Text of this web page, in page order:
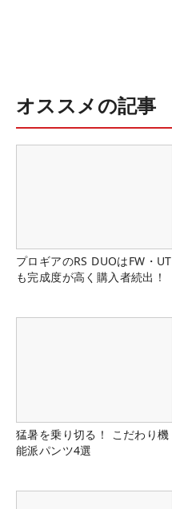
オススメの記事
プロギアのRS DUOはFW・UT
も完成度が高く購入者続出！
猛暑を乗り切る！ こだわり機
能派パンツ4選